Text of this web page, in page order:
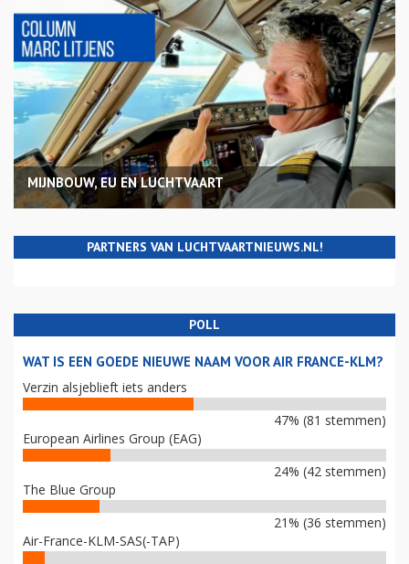
MIJNBOUW, EU EN LUCHTVAART
PARTNERS VAN LUCHTVAARTNIEUWS.NL!
POLL
WAT IS EEN GOEDE NIEUWE NAAM VOOR AIR FRANCE-KLM?
Verzin alsjeblieft iets anders
47% (81 stemmen)
European Airlines Group (EAG)
24% (42 stemmen)
The Blue Group
21% (36 stemmen)
Air-France-KLM-SAS(-TAP)